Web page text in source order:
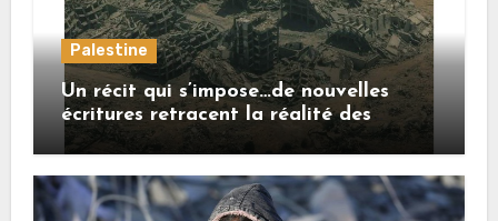
Palestine
Un récit qui s’impose…de nouvelles
écritures retracent la réalité des
crimes sionistes à Gaza